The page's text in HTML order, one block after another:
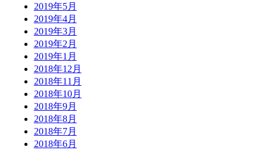
2019年5月
2019年4月
2019年3月
2019年2月
2019年1月
2018年12月
2018年11月
2018年10月
2018年9月
2018年8月
2018年7月
2018年6月